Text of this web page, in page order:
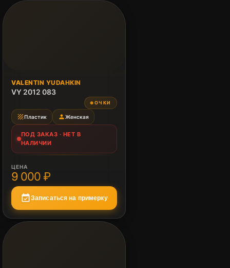
ПОД ЗАКАЗ
Нет в наличии
VALENTIN YUDAHKIN
VY 2012 083
● ОЧКИ
textureПластик personЖенская
ПОД ЗАКАЗ · НЕТ В
НАЛИЧИИ
ЦЕНА
9 000 ₽
event_availableЗаписаться на примерку